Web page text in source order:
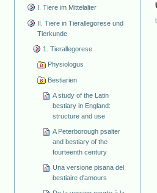
I. Tiere im Mittelalter
II. Tiere in Tierallegorese und
Tierkunde
1. Tierallegorese
Physiologus
Bestiarien
A study of the Latin
bestiary in England:
structure and use
A Peterborough psalter
and bestiary of the
fourteenth century
Una versione pisana del
bestiaire d'amours